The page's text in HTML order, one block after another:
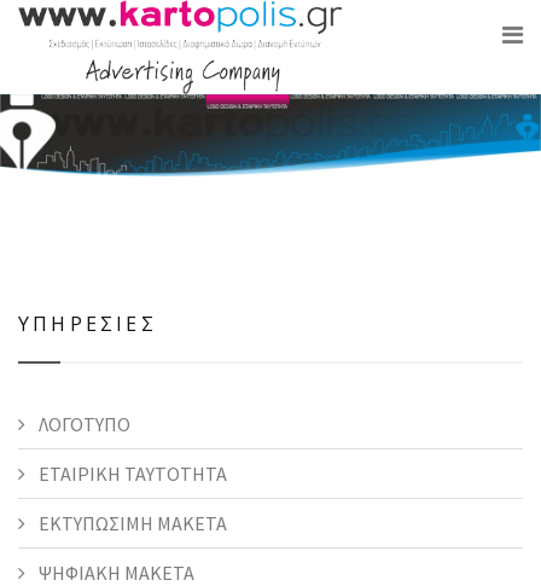
ΥΠΗΡΕΣΙΕΣ
ΛΟΓΟΤΥΠΟ
ΕΤΑΙΡΙΚΗ ΤΑΥΤΟΤΗΤΑ
ΕΚΤΥΠΩΣΙΜΗ ΜΑΚΕΤΑ
ΨΗΦΙΑΚΗ ΜΑΚΕΤΑ